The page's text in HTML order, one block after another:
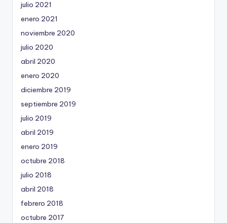
julio 2021
enero 2021
noviembre 2020
julio 2020
abril 2020
enero 2020
diciembre 2019
septiembre 2019
julio 2019
abril 2019
enero 2019
octubre 2018
julio 2018
abril 2018
febrero 2018
octubre 2017